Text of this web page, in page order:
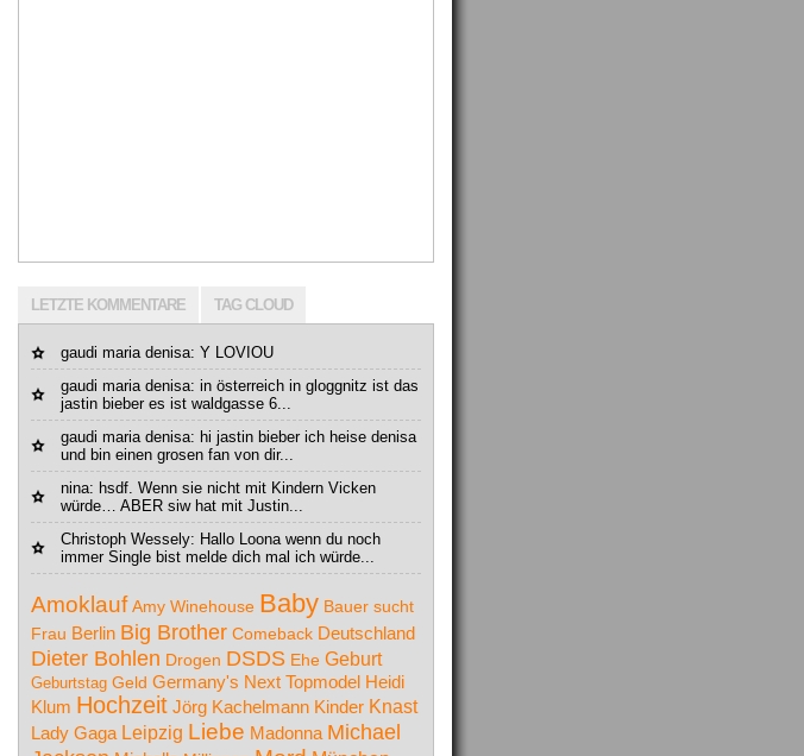
LETZTE KOMMENTARE TAG CLOUD
gaudi maria denisa: Y LOVIOU
gaudi maria denisa: in österreich in gloggnitz ist das
jastin bieber es ist waldgasse 6...
gaudi maria denisa: hi jastin bieber ich heise denisa
und bin einen grosen fan von dir...
nina: hsdf. Wenn sie nicht mit Kindern Vicken
würde… ABER siw hat mit Justin...
Christoph Wessely: Hallo Loona wenn du noch
immer Single bist melde dich mal ich würde...
Amoklauf Amy Winehouse Baby Bauer sucht
Frau Berlin Big Brother Comeback Deutschland
Dieter Bohlen Drogen DSDS Ehe Geburt
Geburtstag Geld Germany's Next Topmodel Heidi
Klum Hochzeit Jörg Kachelmann Kinder Knast
Lady Gaga Leipzig Liebe Madonna Michael